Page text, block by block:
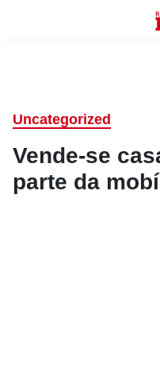
Uncategorized
Vende-se
parte da